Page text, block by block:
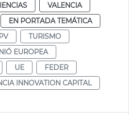
VALENCIA
EN PORTADA TEMÁTICA
TURISMO
EUROPEA
UE
FEDER
INNOVATION CAPITAL